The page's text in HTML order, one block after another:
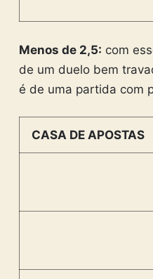
Menos de 2,5: com
de um duelo bem
é de uma partida com
CASA DE APOSTAS